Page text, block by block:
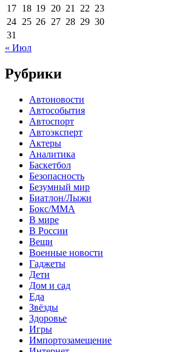
17 18 19 20 21 22 23
24 25 26 27 28 29 30
31
« Июл
Рубрики
Автоновости
Автособытия
Автоспорт
Автоэксперт
Актеры
Аналитика
Баскетбол
Безопасность
Безумный мир
Биатлон/Лыжи
Бокс/MMA
В мире
В России
Вещи
Военные новости
Гаджеты
Дети
Дом и сад
Еда
Звёзды
Здоровье
Игры
Импортозамещение